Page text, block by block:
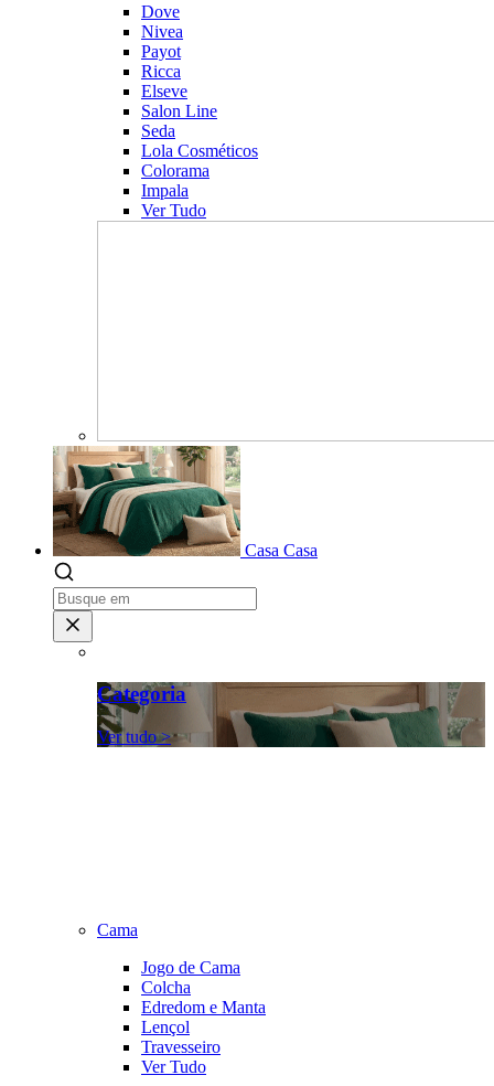
Dove
Nivea
Payot
Ricca
Elseve
Salon Line
Seda
Lola Cosméticos
Colorama
Impala
Ver Tudo
Casa Casa
Categoria
Ver tudo >
Cama
Jogo de Cama
Colcha
Edredom e Manta
Lençol
Travesseiro
Ver Tudo